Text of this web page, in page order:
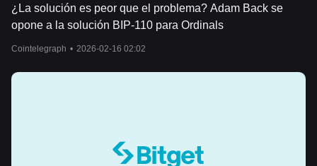
¿La solución es peor que el problema? Adam Back se
opone a la solución BIP-110 para Ordinals
Cointelegraph • 2026-02-16 02:02